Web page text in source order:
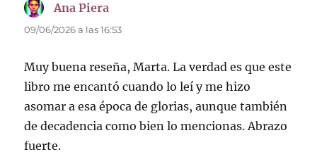
Ana Piera
09/06/2026 a las 16:53
Muy buena reseña, Marta. La verdad es que este
libro me encantó cuando lo leí y me hizo
asomar a esa época de glorias, aunque también
de decadencia como bien lo mencionas. Abrazo
fuerte.